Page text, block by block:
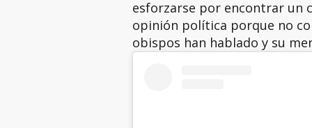
esforzarse por encontrar un
opinión política porque no
obispos han hablado y su